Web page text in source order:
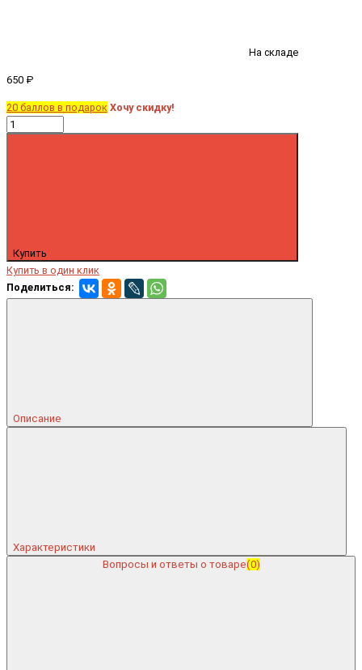
На складе
650 ₽
20 баллов в подарок Хочу скидку!
Купить
Купить в один клик
Поделиться:
Описание
Характеристики
Вопросы и ответы о товаре(0)